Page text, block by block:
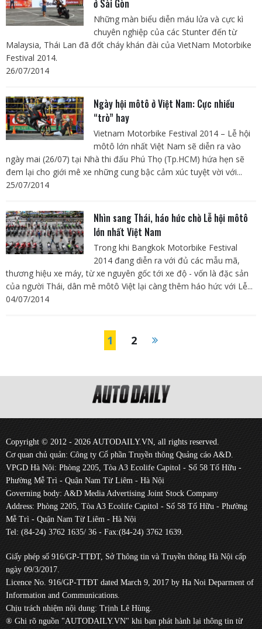
ở Sài Gòn
Những màn biểu diễn máu lửa và cực kì
chuyên nghiệp của các Stunter đến từ
Malaysia, Thái Lan đã đốt cháy khán đài của VietNam Motorbike
Festival 2014.
26/07/2014
Ngày hội môtô ở Việt Nam: Cực nhiều
“trò” hay
Vietnam Motorbike Festival 2014 – Lễ hội
môtô lớn nhất Việt Nam sẽ diễn ra vào
ngày mai (26/07) tại Nhà thi đấu Phú Thọ (Tp.HCM) hứa hẹn sẽ
đem lại cho giới mê xe những cung bậc cảm xúc tuyệt vời với...
25/07/2014
Nhìn sang Thái, háo hức chờ Lễ hội môtô
lớn nhất Việt Nam
Trong khi Bangkok Motorbike Festival
2014 đang diễn ra với đủ các mẫu mã,
thương hiệu xe máy, từ xe nguyên gốc tới xe độ - vốn là đặc sản
của người Thái, dân mê môtô Việt lại càng thêm háo hức với Lễ...
04/07/2014
1 2
Copyright © 2012 - 2026 AUTODAILY.VN, all rights reserved.
Cơ quan chủ quản: Công ty Cổ phần Truyền thông Quảng cáo A&D.
VPGD Hà Nội: Phòng 2205, Tòa A3 Ecolife Capitol - Số 58 Tố Hữu -
Phường Mễ Trì - Quận Nam Từ Liêm - Hà Nội
Governing body: A&D Media Advertising Joint Stock Company
Address: Phòng 2205, Tòa A3 Ecolife Capitol - Số 58 Tố Hữu - Phường
Mễ Trì - Quận Nam Từ Liêm - Hà Nội
Tel: (84-24) 3762 1635/ 36 - Fax:(84-24) 3762 1639.
Giấy phép số 916/GP-TTĐT, Sở Thông tin và Truyền thông Hà Nội cấp
ngày 09/3/2017.
Licence No. 916/GP-TTĐT dated March 9, 2017 by Ha Noi Deparment of
Information and Communications.
Chịu trách nhiệm nội dung: Trịnh Lê Hùng.
® Ghi rõ nguồn "AUTODAILY.VN" khi bạn phát hành lại thông tin từ